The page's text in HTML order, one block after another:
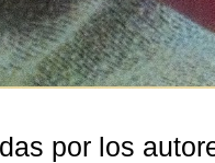
por los